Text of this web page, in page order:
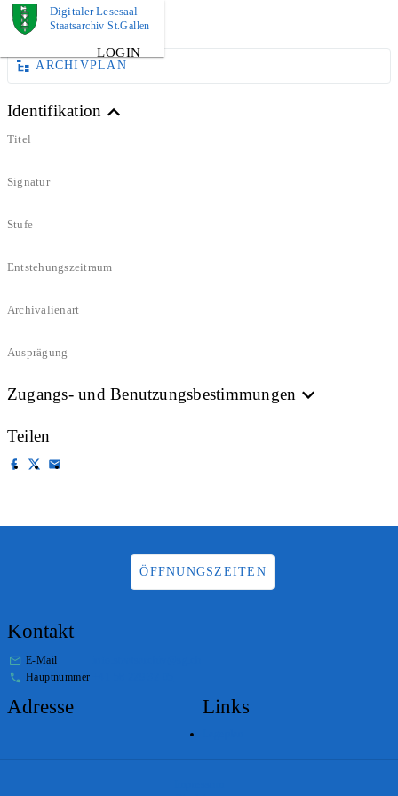
Digitaler Lesesaal
Staatsarchiv St.Gallen
LOGIN
DOKUMENT
ARCHIVPLAN
Identifikation
Titel
Signatur
Stufe
Entstehungszeitraum
Archivalienart
Ausprägung
Zugangs- und Benutzungsbestimmungen
Teilen
ÖFFNUNGSZEITEN
Kontakt
E-Mail
Hauptnummer
Adresse Links